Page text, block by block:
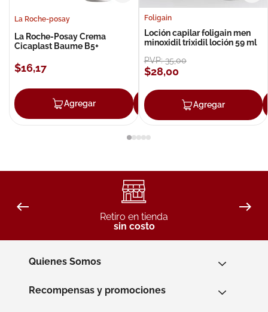
La Roche-posay
La Roche-Posay Crema
Cicaplast Baume B5+
$16,17
Agregar Agregar
Foligain
Loción capilar foligain men
minoxidil trixidil loción 59 ml
PVP:35,00
$28,00
Agregar
Retiro en tienda
sin costo
Quienes Somos
Recompensas y promociones